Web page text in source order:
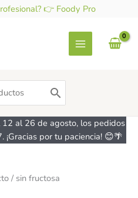
👉 Foody Pro
al 26 de agosto, los pedidos
por tu paciencia! 😊🌴
/ sin fructosa